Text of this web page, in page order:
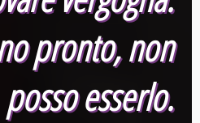
pronto, non
posso esserlo.